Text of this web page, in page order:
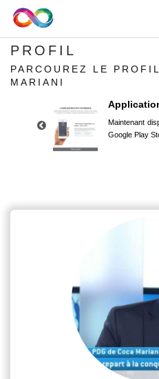
PROFIL
PARCOUREZ LE
MARIANI
Maintenant
Google Play